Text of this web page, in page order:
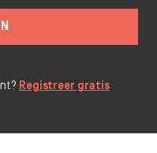
Registreer gratis